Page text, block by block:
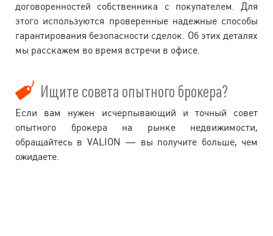
договоренностей собственника с покупателем. Для
этого используются проверенные надежные способы
гарантирования безопасности сделок. Об этих деталях
мы расскажем во время встречи в офисе.
Ищите совета опытного брокера?
Если вам нужен исчерпывающий и точный совет
опытного брокера на рынке недвижимости,
обращайтесь в VALION — вы получите больше, чем
ожидаете.